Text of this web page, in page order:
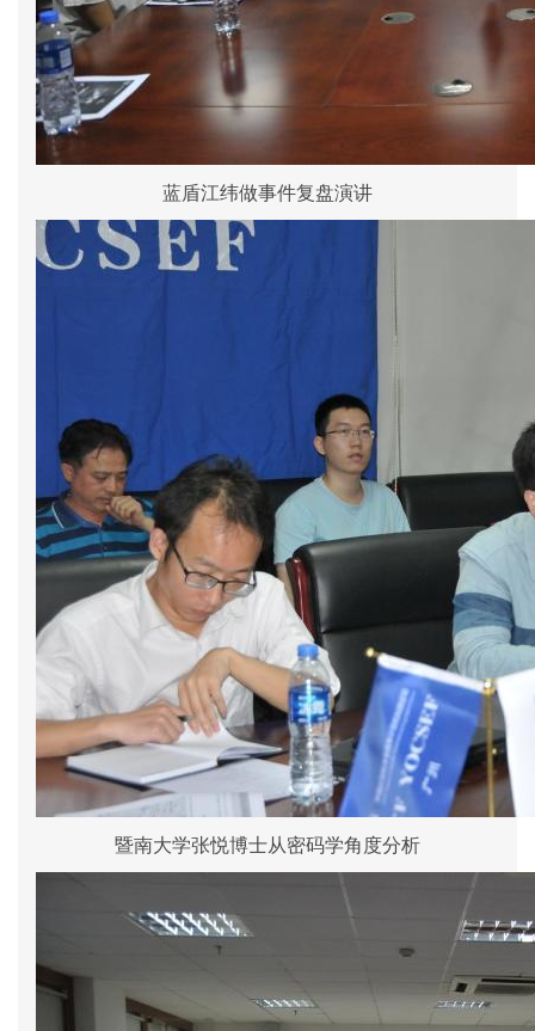
蓝盾江纬做事件复盘演讲
暨南大学张悦博士从密码学角度分析